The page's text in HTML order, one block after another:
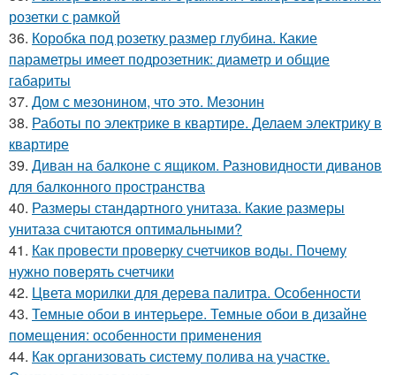
розетки с рамкой
36. Коробка под розетку размер глубина. Какие
параметры имеет подрозетник: диаметр и общие
габариты
37. Дом с мезонином, что это. Мезонин
38. Работы по электрике в квартире. Делаем электрику в
квартире
39. Диван на балконе с ящиком. Разновидности диванов
для балконного пространства
40. Размеры стандартного унитаза. Какие размеры
унитаза считаются оптимальными?
41. Как провести проверку счетчиков воды. Почему
нужно поверять счетчики
42. Цвета морилки для дерева палитра. Особенности
43. Темные обои в интерьере. Темные обои в дизайне
помещения: особенности применения
44. Как организовать систему полива на участке.